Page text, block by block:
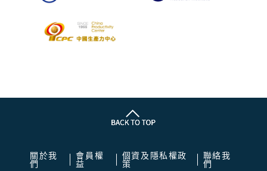
關於我
們
會員權
益
個資及隱私權政
策
聯絡我
們